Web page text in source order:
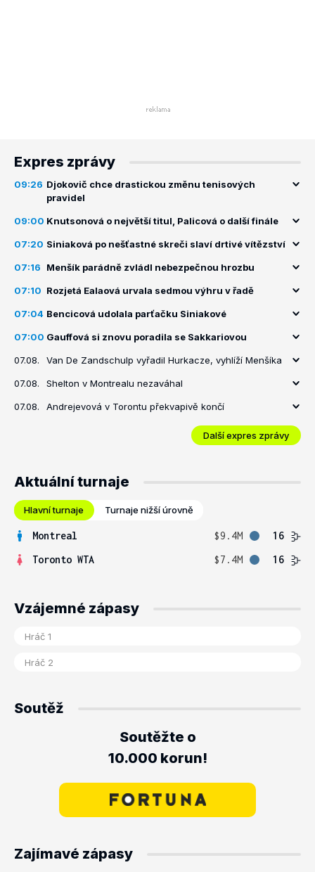
Expres zprávy
09:26 Djokovič chce drastickou změnu tenisových
pravidel
09:00 Knutsonová o největší titul, Palicová o další finále
07:20 Siniaková po nešťastné skreči slaví drtivé vítězství
07:16 Menšík parádně zvládl nebezpečnou hrozbu
07:10 Rozjetá Ealaová urvala sedmou výhru v řadě
07:04 Bencicová udolala parťačku Siniakové
07:00 Gauffová si znovu poradila se Sakkariovou
07.08. Van De Zandschulp vyřadil Hurkacze, vyhlíží Menšíka
07.08. Shelton v Montrealu nezaváhal
07.08. Andrejevová v Torontu překvapivě končí
Další expres zprávy
Aktuální turnaje
Hlavní turnaje Turnaje nižší úrovně
Montreal $9.4M
16
Toronto WTA
$7.4M 16
Vzájemné zápasy
Soutěž
Soutěžte o
10.000 korun!
Zajímavé zápasy